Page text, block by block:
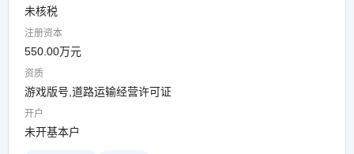
未核税
注册资本
550.00万元
资质
游戏版号,道路运输经营许可证
开户
未开基本户